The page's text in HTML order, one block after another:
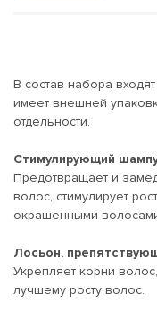
В состав набора
имеет внешней
отдельности.
Стимулирующий
Предотвращает и
волос, стимулирует
окрашенными
Лосьон,
Укрепляет корни
лучшему росту волос.